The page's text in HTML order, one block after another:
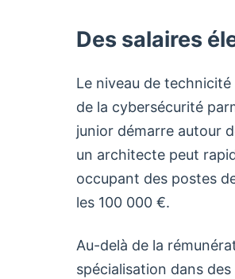
Des salaires
Le niveau de
de la cybersécurité
junior démarre autour
un architecte peut
occupant des postes
les 100 000 €.
Au-delà de la
spécialisation dans